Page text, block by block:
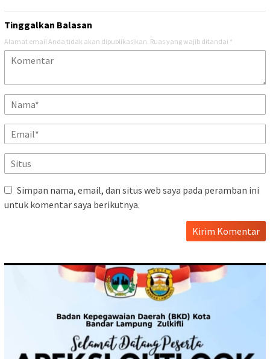
Tinggalkan Balasan
Alamat email Anda tidak akan dipublikasikan. Ruas yang wajib ditandai *
Simpan nama, email, dan situs web saya pada peramban ini
untuk komentar saya berikutnya.